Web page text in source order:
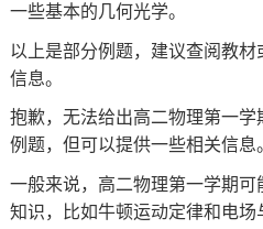
一些基本的几何光学。
以上是部分例题，建议查阅教
信息。
抱歉，无法给出高二物理第一
例题，但可以提供一些相关信息
一般来说，高二物理第一学期
知识，比如牛顿运动定律和电